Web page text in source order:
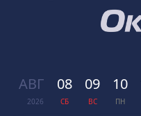
АВГ
2026
08
СБ
09
ВС
10
ПН